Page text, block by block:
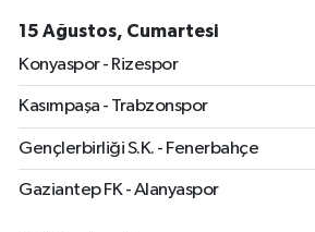
15 Ağustos, Cumartesi
Konyaspor - Rizespor
Kasımpaşa - Trabzonspor
Gençlerbirliği S.K. - Fenerbahçe
Gaziantep FK - Alanyaspor